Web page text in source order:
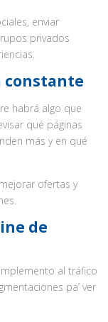
enviar
privados
constante
habrá algo que
qué páginas
más y en qué
ofertas y
de
al tráfico
pa’ ver